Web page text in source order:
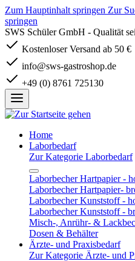
Zum Hauptinhalt springen Zur
springen
SWS Schüler GmbH - Qualität
Kostenloser Versand ab 50 €
info@sws-gastroshop.de
+49 (0) 8761 725130
Home
Laborbedarf
Zur Kategorie Laborbedarf
Laborbecher Hartpapier -
Laborbecher Hartpapier-
Laborbecher Kunststoff -
Laborbecher Kunststoff -
Misch-, Anrühr- &
Dosen & Behälter
Ärzte- und Praxisbedarf
Zur Kategorie Ärzte- und